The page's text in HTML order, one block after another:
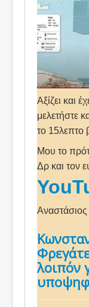
Αξίζει και
μελετήστε
το 15λεπτο
Μου το
Δρ και τον
λοιπόν